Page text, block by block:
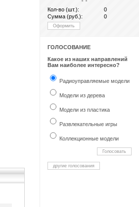
Кол-во (шт.):
0
Сумма (руб.):
0
Оформить
ГОЛОСОВАНИЕ
Какое из наших направлений
Вам наиболее интересно?
Радиоуправляемые модели
Модели из дерева
Модели из пластика
Развлекательные игры
Коллекционные модели
Голосовать
другие голосования